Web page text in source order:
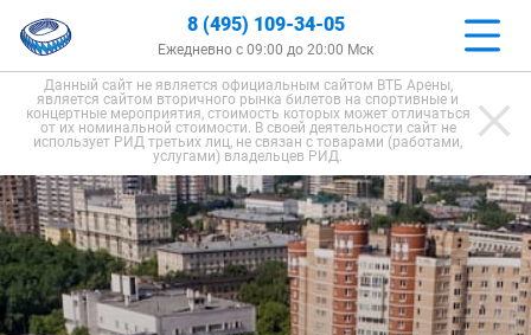
8 (495) 109-34-05
Ежедневно с 09:00 до 20:00 Мск
Данный сайт не является официальным сайтом ВТБ Арены,
является сайтом вторичного рынка билетов на спортивные и
концертные мероприятия, стоимость которых может отличаться
от их номинальной стоимости. В своей деятельности сайт не
использует РИД третьих лиц, не связан с товарами (работами,
услугами) владельцев РИД.